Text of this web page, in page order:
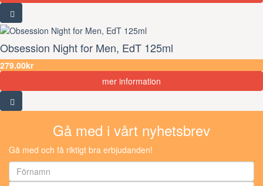
Obsession Night for Men, EdT 125ml
279.00kr
mer information
Gå med i vårt nyhetsbrev
Gå med och få riktigt bra erbjudanden!